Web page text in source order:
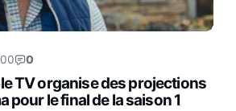
0
TV organise des projections
pour le final de la saison 1